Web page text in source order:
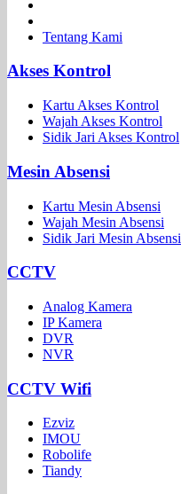
Tentang Kami
Akses Kontrol
Kartu Akses Kontrol
Wajah Akses Kontrol
Sidik Jari Akses Kontrol
Mesin Absensi
Kartu Mesin Absensi
Wajah Mesin Absensi
Sidik Jari Mesin Absensi
CCTV
Analog Kamera
IP Kamera
DVR
NVR
CCTV Wifi
Ezviz
IMOU
Robolife
Tiandy